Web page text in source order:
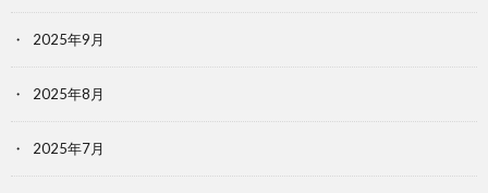
2025年9月
2025年8月
2025年7月